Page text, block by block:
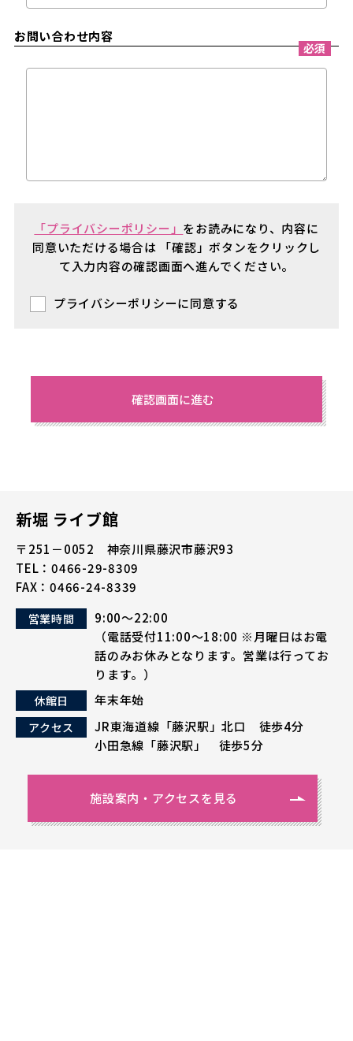
お問い合わせ内容
必須
「プライバシーポリシー」 をお読みになり、内容に
同意いただける場合は 「確認」ボタンをクリックし
て入力内容の確認画面へ進んでください。
プライバシーポリシーに同意する
新堀 ライブ館
〒251－0052 神奈川県藤沢市藤沢93
TEL： 0466-29-8309
FAX：0466-24-8339
営業時間
9:00～22:00
（電話受付11:00～18:00 ※月曜日はお電
話のみお休みとなります。営業は行ってお
ります。）
休館日 年末年始
アクセス
JR東海道線「藤沢駅」北口 徒歩4分
小田急線「藤沢駅」 徒歩5分
施設案内・アクセスを見る